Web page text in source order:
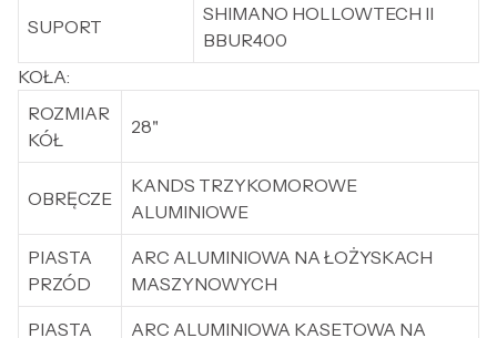
SUPORT
SHIMANO HOLLOWTECH II
BBUR400
KOŁA:
ROZMIAR
KÓŁ
28"
OBRĘCZE
KANDS TRZYKOMOROWE
ALUMINIOWE
PIASTA
PRZÓD
ARC ALUMINIOWA NA ŁOŻYSKACH
MASZYNOWYCH
PIASTA ARC ALUMINIOWA KASETOWA NA